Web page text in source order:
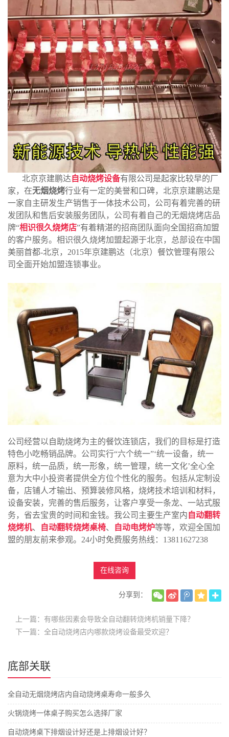
北京京建鹏达 自动烧烤设备有限公司是起家比较早的厂
家，在无烟烧烤行业有一定的美誉和口碑，北京京建鹏达是
一家自主研发生产销售于一体技术公司，公司有着完善的研
发团队和售后安装服务团队，公司有着自己的无烟烧烤店品
牌“相识很久烧烤店”有着精湛的招商团队面向全国招商加盟
的客户服务。相识很久烧烤加盟起源于北京，总部设在中国
美丽首都-北京，2015年京建鹏达（北京）餐饮管理有限公
司全面开始加盟连锁事业。
公司经营以自助烧烤为主的餐饮连锁店，我们的目标是打造
特色小吃畅销品牌。公司实行“六个统一”‘统一设备，统一
原料，统一品质，统一形象，统一管理，统一文化’全心全
意为大中小投资者提供全方位个性化的服务。包括从定制设
备，店铺人才输出、预算装修风格，烧烤技术培训和材料，
设备安装，完善的售后服务，让客户享受一条龙、一站式服
务，省去宝贵的时间和金钱。我公司主要生产室内 自动翻转
烧烤机、 自动翻转烧烤桌椅、 自动电烤炉等等，欢迎全国加
盟的朋友前来参观。24小时免费服务热线：13811627238
在线咨询
分享到：
上一篇：有哪些因素会导致全自动翻转烧烤机销量下降？
下一篇：​全自动烧烤店内哪款烧烤设备最受欢迎？
底部关联
全自动无烟烧烤店内自动烧烤桌寿命一般多久
火锅烧烤一体桌子购买怎么选择厂家
自动烧烤桌下排烟设计好还是上排烟设计好？